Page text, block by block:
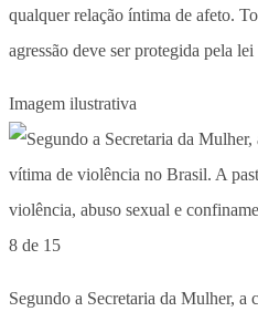
qualquer relação íntima de afeto.
agressão deve ser protegida pela lei
Imagem ilustrativa
8 de 15
Segundo a Secretaria da Mulher, a